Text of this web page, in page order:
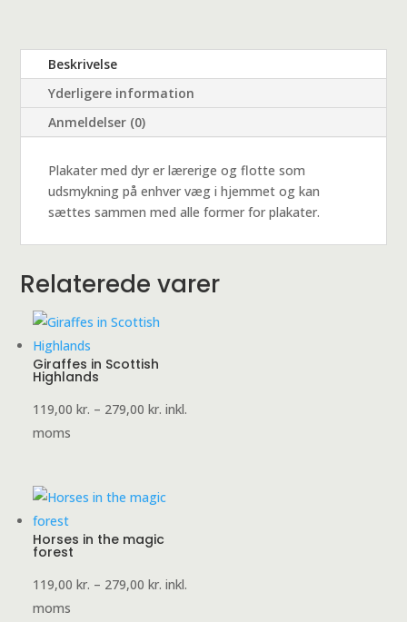
Beskrivelse
Yderligere information
Anmeldelser (0)
Plakater med dyr er lærerige og flotte som
udsmykning på enhver væg i hjemmet og kan
sættes sammen med alle former for plakater.
Relaterede varer
Giraffes in Scottish
Highlands
119,00kr. – 279,00kr. Prisinterval:
inkl.
moms
Horses in the magic
forest
119,00kr. – 279,00kr. Prisinterval:
inkl.
moms